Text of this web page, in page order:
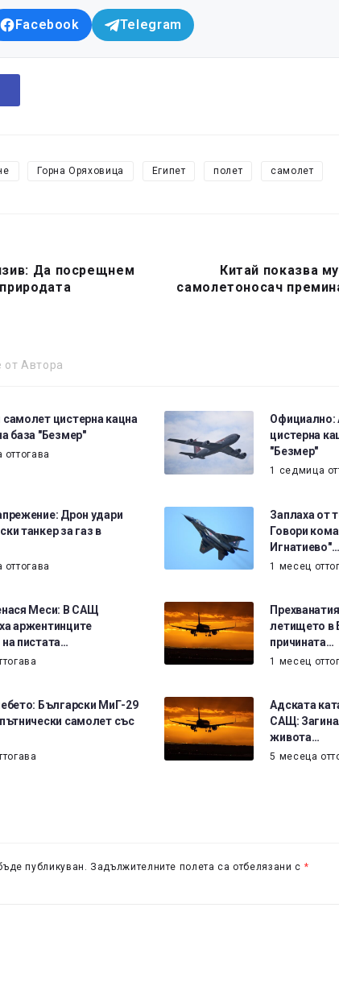
Facebook Telegram
Горна Оряховица Египет полет самолет
Да посрещнем
Китай показва
самолетоносач
от Автора
цистерна кацна
база "Безмер"
Официално:
цистерна
"Безмер"
1 седмица
Дрон удари
танкер за газ в
Заплаха от
Говори
Игнатиево"…
1 месец
Меси: В САЩ
аржентинците
пистата…
летището в
причината…
1 месец
Български МиГ-29
самолет със
Адската
САЩ:
живота…
5 месеца
публикуван. Задължителните полета са отбелязани с *